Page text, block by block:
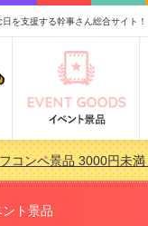
を支援する幹事さん総合サイト！
コンペ景品 3000円未
ゲーム景品おすすめ金
コンペ景品 3000円未
の二次会で貰って嬉し
ント景品